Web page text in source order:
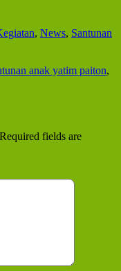
, News, Santunan
anak yatim paiton,
Required fields are